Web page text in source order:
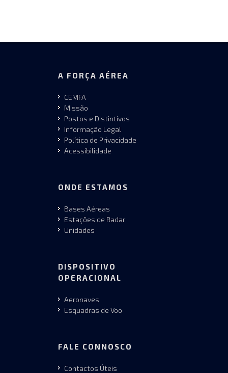
A FORÇA AÉREA
CEMFA
Missão
Postos e Distintivos
Informação Legal
Política de Privacidade
Acessibilidade
ONDE ESTAMOS
Bases Aéreas
Estações de Radar
Unidades
DISPOSITIVO
OPERACIONAL
Aeronaves
Esquadras de Voo
FALE CONNOSCO
Contactos Úteis